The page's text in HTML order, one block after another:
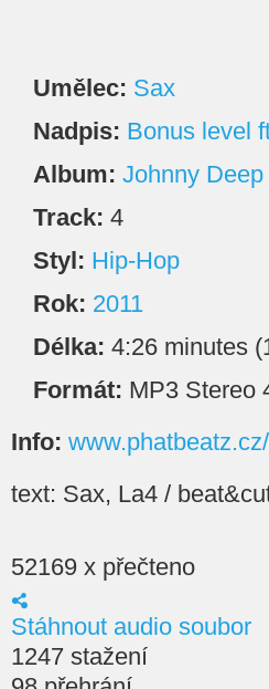
Umělec: Sax
Nadpis: Bonus level
Album: Johnny
Track: 4
Styl: Hip-Hop
Rok: 2011
Délka: 4:26 minutes
Formát: MP3 Stereo
Info:
text: Sax, La4 /
52169 x přečteno
Stáhnout audio soubor
1247 stažení